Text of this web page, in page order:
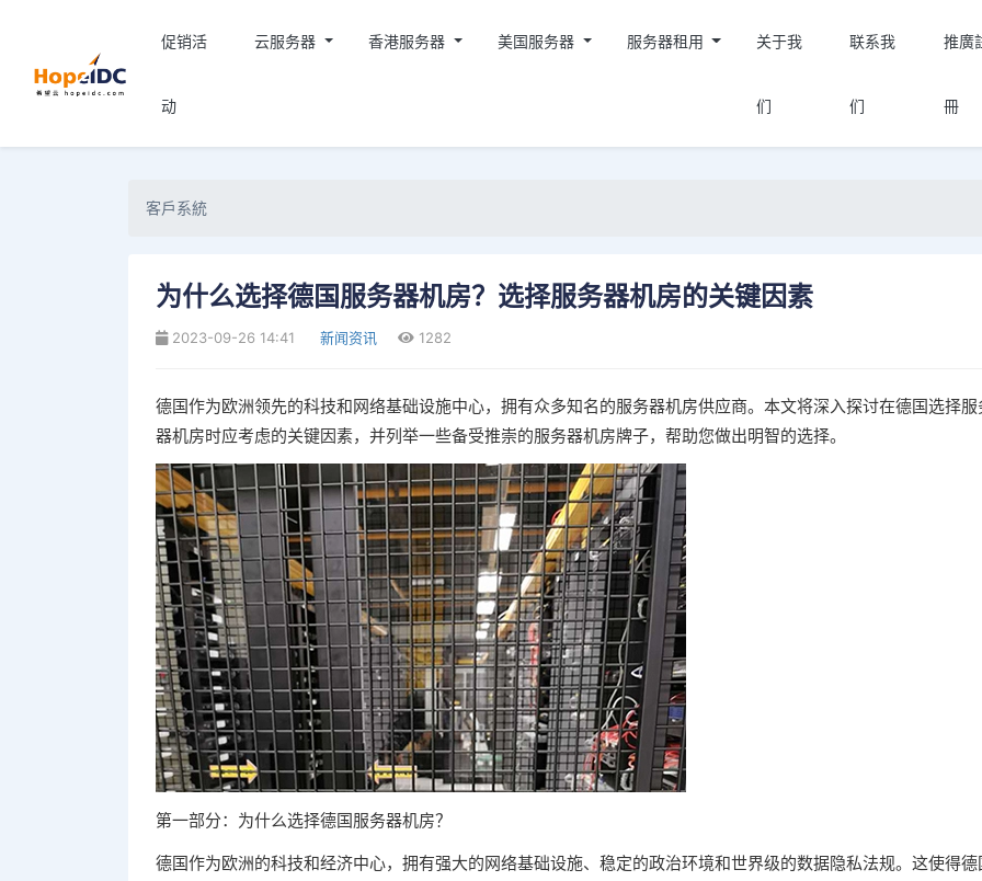
促销活
动
云服务器 香港服务器 美国服务器 服务器租用 关于我
们
联系我
们
推廣
冊
客戶系統
为什么选择德国服务器机房？选择服务器机房的关键因素
2023-09-26 14:41 新闻资讯 1282
德国作为欧洲领先的科技和网络基础设施中心，拥有众多知名的服务器机房供应商。本文将深入探讨在德国选择服
器机房时应考虑的关键因素，并列举一些备受推崇的服务器机房牌子，帮助您做出明智的选择。
第一部分：为什么选择德国服务器机房？
德国作为欧洲的科技和经济中心，拥有强大的网络基础设施、稳定的政治环境和世界级的数据隐私法规。这使得德